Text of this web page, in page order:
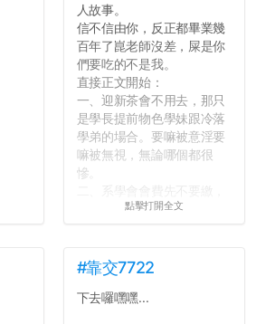
人故事。
信不信由你，反正都畢業幾
百年了崑老師沒差，屎是你
們要吃的不是我。
直接正文開始：
一、迎新茶會不用去，那只
是學長提前物色學妹跟冷落
學弟的場合。要嘛被意淫要
嘛被無視，無論哪個都很
慘。
很多人一路輕鬆自在到畢業
上早八的毅力跟每年的新年
新希望一樣不持久。
四、不要當班代。不要當班
點擊打開全文
#靠交7722
下去囉嘿嘿...